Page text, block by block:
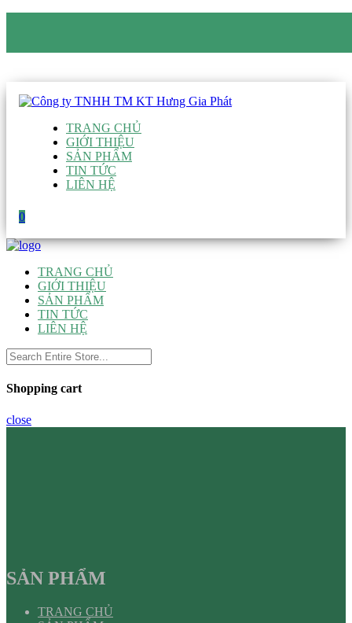
TRANG CHỦ
GIỚI THIỆU
SẢN PHẨM
TIN TỨC
LIÊN HỆ
0
TRANG CHỦ
GIỚI THIỆU
SẢN PHẨM
TIN TỨC
LIÊN HỆ
Shopping cart
close
SẢN PHẨM
TRANG CHỦ